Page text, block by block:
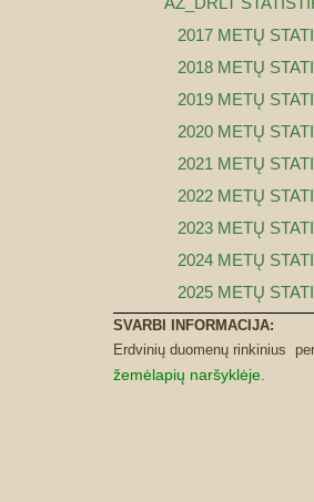
2017 METŲ
2018 METŲ
2019 METŲ
2020 METŲ
2021 METŲ
2022 METŲ
2023 METŲ
2024 METŲ
2025 METŲ
SVARBI INFORMACIJA:
Erdvinių duomenų rinkinius
žemėlapių naršyklėje.